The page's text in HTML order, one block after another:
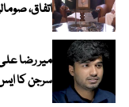
اتفاق،
میر رضا
سرجن کا